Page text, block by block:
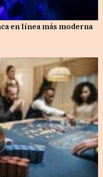
en línea más moderna